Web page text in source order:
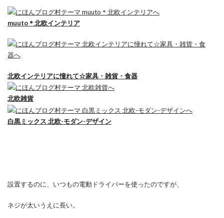
muuto＊北欧インテリア
北欧インテリアに憧れて☆家具・雑貨・食器
北欧雑貨
白黒ミックス 北欧-モダン-デザイン
設置するのに、いつもの電動ドライバーを使ったのですが、
ネジが太いうえに長い。